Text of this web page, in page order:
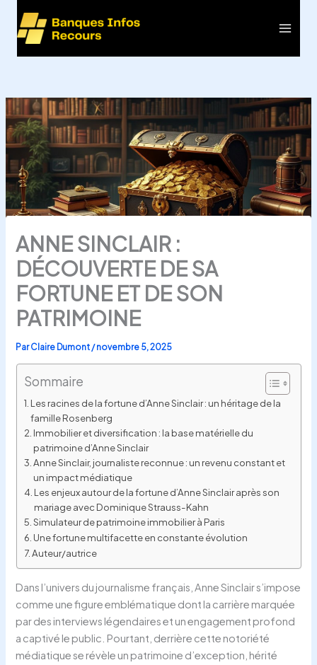
contenu
ANNE SINCLAIR :
DÉCOUVERTE DE SA
FORTUNE ET DE SON
PATRIMOINE
ParClaire Dumont/novembre 5, 2025
Sommaire
Les racines de la fortune d’Anne Sinclair : un héritage de la
famille Rosenberg
Immobilier et diversification : la base matérielle du
patrimoine d’Anne Sinclair
Anne Sinclair, journaliste reconnue : un revenu constant et
un impact médiatique
Les enjeux autour de la fortune d’Anne Sinclair après son
mariage avec Dominique Strauss-Kahn
Simulateur de patrimoine immobilier à Paris
Une fortune multifacette en constante évolution
Auteur/autrice
Dans l’univers du journalisme français, Anne Sinclair s’impose
comme une figure emblématique dont la carrière marquée
par des interviews légendaires et un engagement profond
a captivé le public. Pourtant, derrière cette notoriété
médiatique se révèle un patrimoine d’exception, hérité